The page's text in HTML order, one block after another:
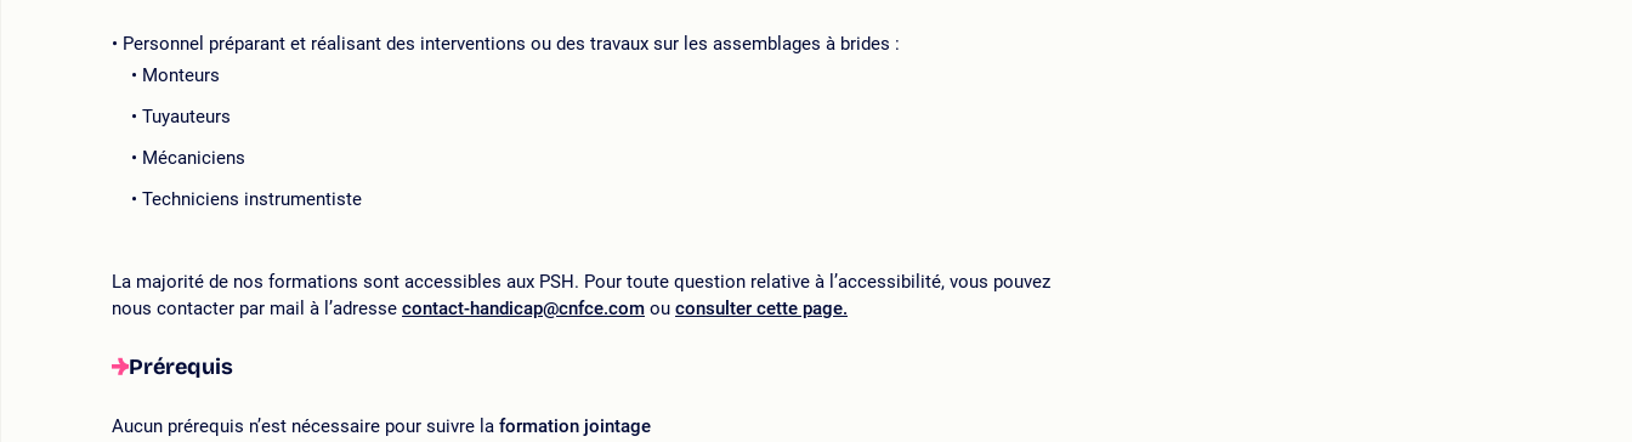
Personnel préparant et réalisant des interventions ou des travaux sur les assemblages à brides :
Monteurs
Tuyauteurs
Mécaniciens
Techniciens instrumentiste
La majorité de nos formations sont accessibles aux PSH. Pour toute question relative à l’accessibilité, vous pouvez
nous contacter par mail à l’adresse contact-handicap@cnfce.com ou consulter cette page.
Prérequis
Aucun prérequis n’est nécessaire pour suivre la formation jointage